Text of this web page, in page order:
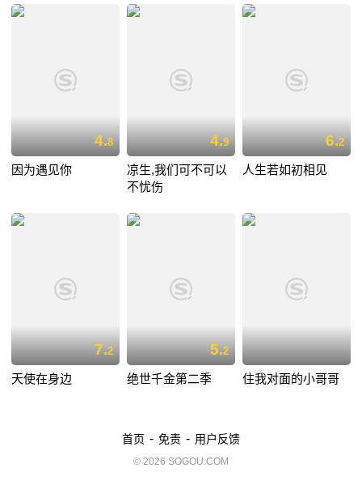
4.8
因为遇见你
4.9
凉生,我们可不可以
不忧伤
6.2
人生若如初相见
7.2
天使在身边
5.2
绝世千金第二季 住我对面的小哥哥
首页 - 免责 - 用户反馈
© 2026 SOGOU.COM